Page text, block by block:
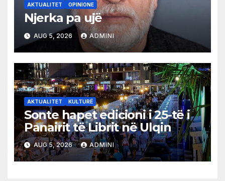
AKTUALITET OPINIONE
Njerka pa ujë
AUG 5, 2026 ADMINI
AKTUALITET KULTURË
Sonte hapet edicioni i 25-të i
Panairit të Librit në Ulqin
AUG 5, 2026 ADMINI